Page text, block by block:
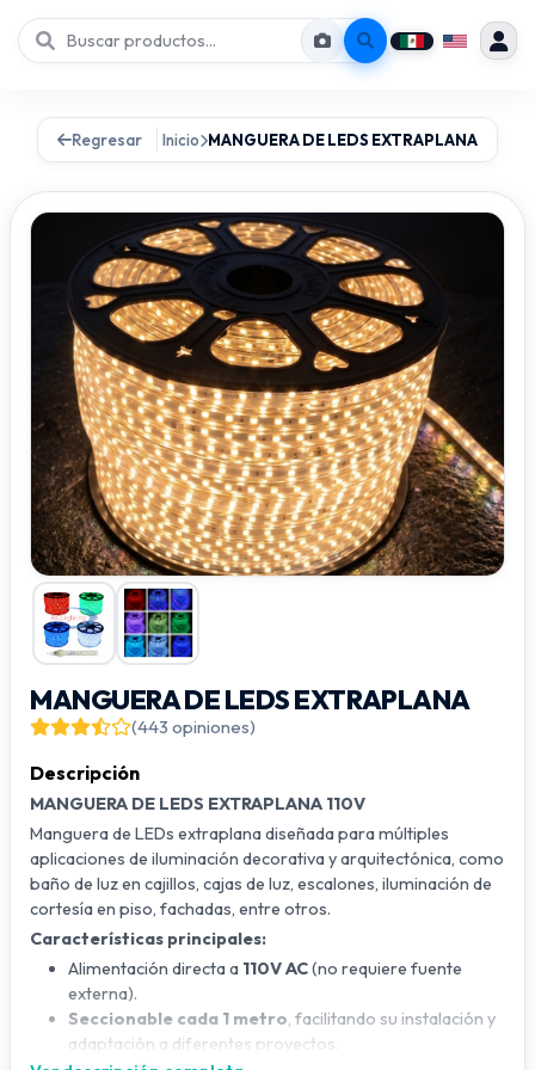
Regresar Inicio MANGUERA DE LEDS EXTRAPLANA
MANGUERA DE LEDS EXTRAPLANA
(443 opiniones)
Descripción
MANGUERA DE LEDS EXTRAPLANA 110V
Manguera de LEDs extraplana diseñada para múltiples
aplicaciones de iluminación decorativa y arquitectónica, como
baño de luz en cajillos, cajas de luz, escalones, iluminación de
cortesía en piso, fachadas, entre otros.
Características principales:
Alimentación directa a 110V AC(no requiere fuente
externa).
Seccionable cada 1 metro , facilitando su instalación y
adaptación a diferentes proyectos.